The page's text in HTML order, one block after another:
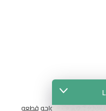
شارع مدرسه الواحه قطعه